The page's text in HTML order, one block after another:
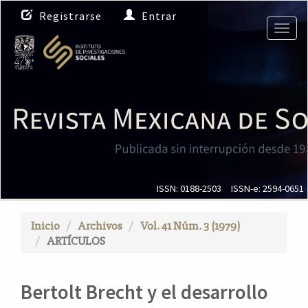
N
a
v
e
g
i
ó
n
c
C
Registrarse Entrar
ISSN: 0188-2503 ISSN-e: 2594-0651
Inicio Archivos
Vol. 41 Núm. 3 (1979)
ARTÍCULOS
Bertolt Brecht y el desarrollo